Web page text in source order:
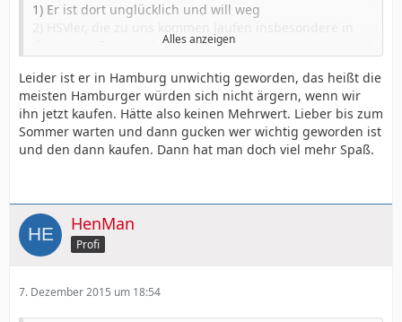
1) Er ist dort unglücklich und will weg
der ersten Saison wie geschmiert!
zocken.
4) Er ist chilenischer Nationalspieler, die ein ähnliches
System wie wir spielen.
5) Ein erfahrener Spieler, der uns sofort weiterhelfen
könnte
Typischer Bayer Transfer.
Was sagt ihr?
Alles anzeigen
Leider ist er in Hamburg unwichtig geworden, das heißt die
meisten Hamburger würden sich nicht ärgern, wenn wir
ihn jetzt kaufen. Hätte also keinen Mehrwert. Lieber bis zum
Sommer warten und dann gucken wer wichtig geworden ist
und den dann kaufen. Dann hat man doch viel mehr Spaß.
HenMan
Profi
7. Dezember 2015 um 18:54